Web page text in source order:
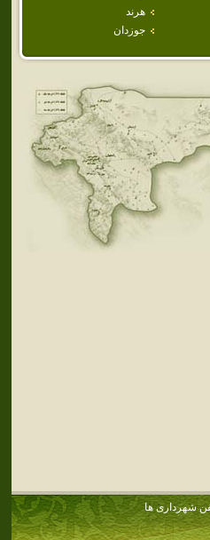
هرند
جوزدان
شهرداری ها